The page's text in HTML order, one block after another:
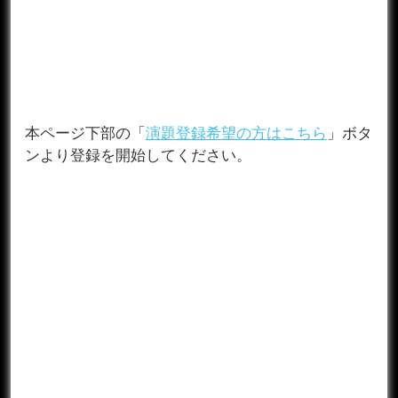
本ページ下部の「 演題登録希望の方はこちら 」ボタ
ンより登録を開始してください。